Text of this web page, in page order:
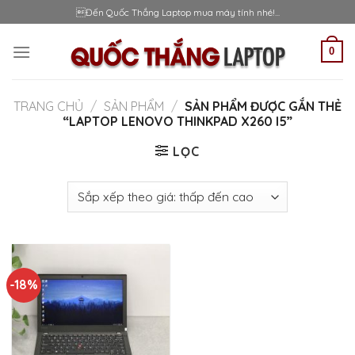
to
content
Đến Quốc Thắng Laptop mua máy tính nhé!...
0
TRANG CHỦ / SẢN PHẨM / SẢN PHẨM ĐƯỢC GẮN THẺ
“LAPTOP LENOVO THINKPAD X260 I5”
LỌC
-18%